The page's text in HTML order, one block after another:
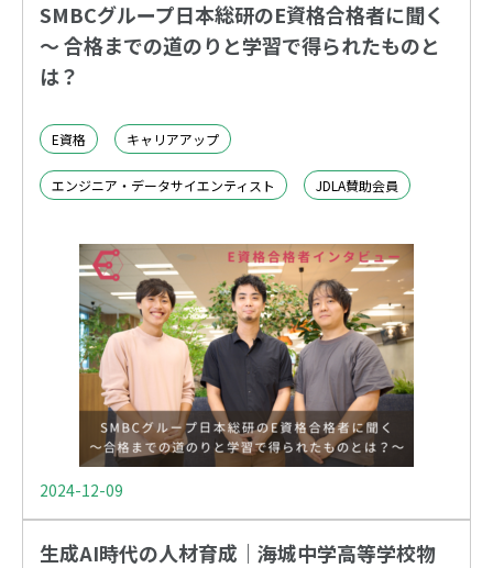
SMBCグループ日本総研のE資格合格者に聞く
～ 合格までの道のりと学習で得られたものと
は？
E資格 キャリアアップ
エンジニア・データサイエンティスト JDLA賛助会員
2024-12-09
生成AI時代の人材育成｜海城中学高等学校物